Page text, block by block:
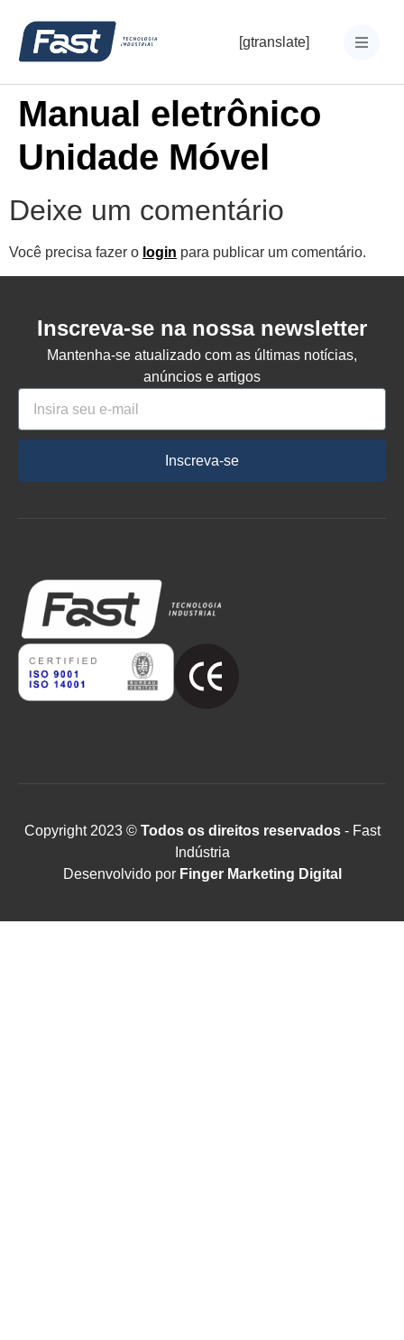
[gtranslate]
Manual eletrônico
Unidade Móvel
Deixe um comentário
Você precisa fazer o login para publicar um comentário.
Inscreva-se na nossa newsletter
Mantenha-se atualizado com as últimas notícias,
anúncios e artigos
Inscreva-se
Copyright 2023 ©Todos os direitos reservados- Fast
Indústria
Desenvolvido por Finger Marketing Digital